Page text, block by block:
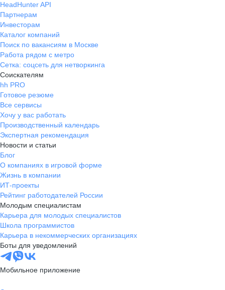
HeadHunter API
Партнерам
Инвесторам
Каталог компаний
Поиск по вакансиям в Москве
Работа рядом с метро
Сетка: соцсеть для нетворкинга
Соискателям
hh PRO
Готовое резюме
Все сервисы
Хочу у вас работать
Производственный календарь
Экспертная рекомендация
Новости и статьи
Блог
О компаниях в игровой форме
Жизнь в компании
ИТ-проекты
Рейтинг работодателей России
Молодым специалистам
Карьера для молодых специалистов
Школа программистов
Карьера в некоммерческих организациях
Боты для уведомлений
Мобильное приложение